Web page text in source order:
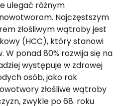
ulegać różnym
Najczęstszym
złośliwym wątroby jest
(HCC), który stanowi
W ponad 80% rozwija się na
występuje w zdrowej
osób, jako rak
złośliwe wątroby
zwykle po 68. roku